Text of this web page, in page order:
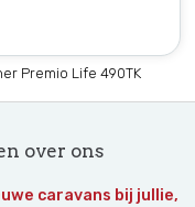
Premio Life 490TK
over ons
caravans bij jullie,